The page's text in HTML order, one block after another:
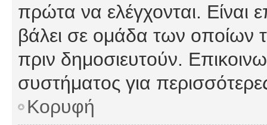
πρώτα να ελέγχονται. Είναι
βάλει σε ομάδα των οποίων
πριν δημοσιευτούν.
συστήματος για
Κορυφή